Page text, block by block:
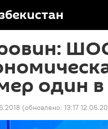
один
(обновлено: 13:17